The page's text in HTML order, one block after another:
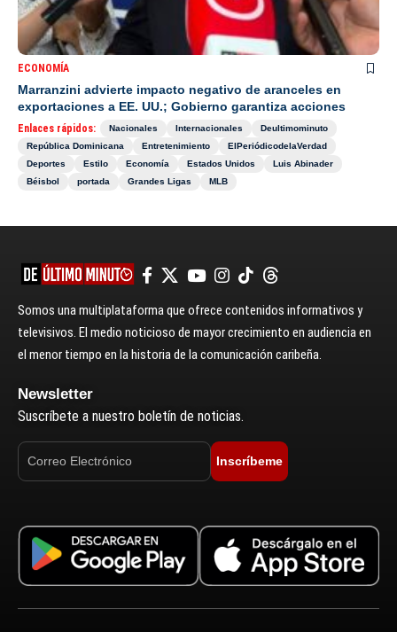
ECONOMÍA
Marranzini advierte impacto negativo de aranceles en
exportaciones a EE. UU.; Gobierno garantiza acciones
Enlaces rápidos: Nacionales Internacionales
Deultimominuto
República Dominicana
Entretenimiento
ElPeriódicodelaVerdad
Deportes
Estilo Economía Estados Unidos
Luis Abinader
Béisbol
portada Grandes Ligas MLB
Somos una multiplataforma que ofrece contenidos informativos y
televisivos. El medio noticioso de mayor crecimiento en audiencia en
el menor tiempo en la historia de la comunicación caribeña.
Newsletter
Suscríbete a nuestro boletín de noticias.
Inscríbeme